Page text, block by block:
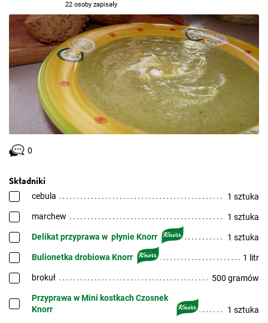
22 osoby zapisały
0
Składniki
cebula 1 sztuka
marchew 1 sztuka
Delikat przyprawa w płynie Knorr 1 sztuka
Bulionetka drobiowa Knorr 1 litr
brokuł 500 gramów
Przyprawa w Mini kostkach Czosnek
Knorr
1 sztuka